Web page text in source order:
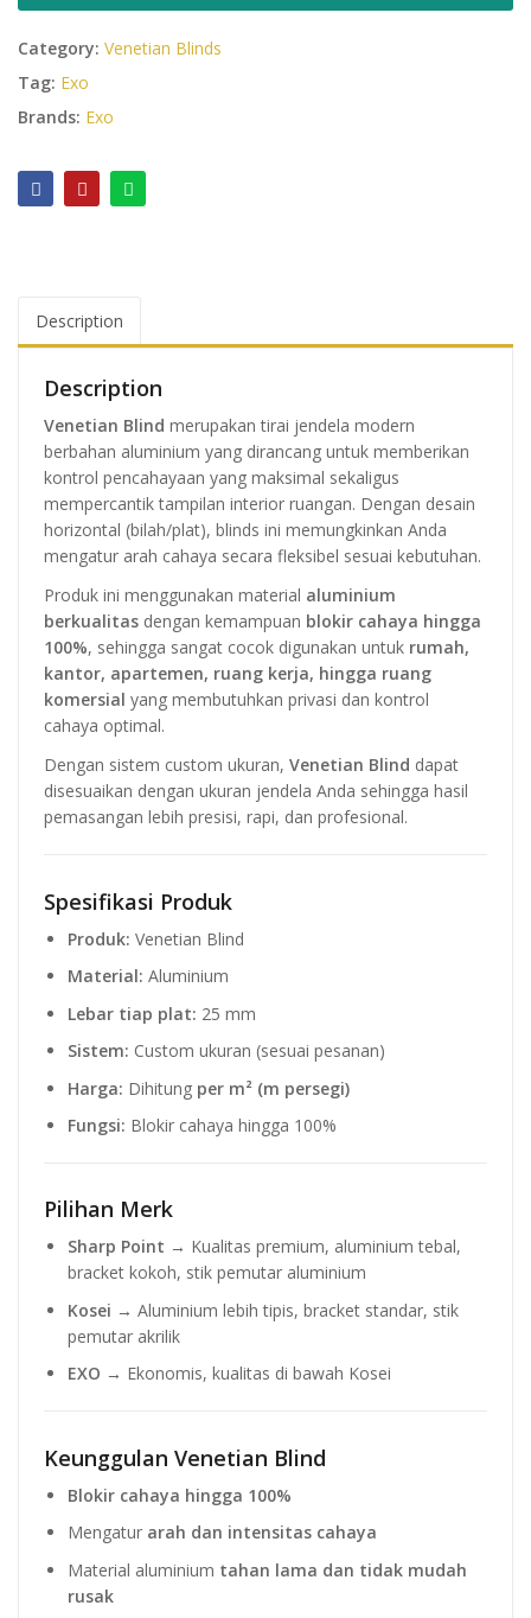
Category: Venetian Blinds
Tag: Exo
Brands: Exo
Description
Description
Venetian Blind merupakan tirai jendela modern
berbahan aluminium yang dirancang untuk memberikan
kontrol pencahayaan yang maksimal sekaligus
mempercantik tampilan interior ruangan. Dengan desain
horizontal (bilah/plat), blinds ini memungkinkan Anda
mengatur arah cahaya secara fleksibel sesuai kebutuhan.
Produk ini menggunakan material aluminium
berkualitas dengan kemampuan blokir cahaya hingga
100%, sehingga sangat cocok digunakan untuk rumah,
kantor, apartemen, ruang kerja, hingga ruang
komersial yang membutuhkan privasi dan kontrol
cahaya optimal.
Dengan sistem custom ukuran, Venetian Blind dapat
disesuaikan dengan ukuran jendela Anda sehingga hasil
pemasangan lebih presisi, rapi, dan profesional.
Spesifikasi Produk
Produk: Venetian Blind
Material: Aluminium
Lebar tiap plat: 25 mm
Sistem: Custom ukuran (sesuai pesanan)
Harga: Dihitung per m² (m persegi)
Fungsi: Blokir cahaya hingga 100%
Pilihan Merk
Sharp Point → Kualitas premium, aluminium tebal,
bracket kokoh, stik pemutar aluminium
Kosei → Aluminium lebih tipis, bracket standar, stik
pemutar akrilik
EXO → Ekonomis, kualitas di bawah Kosei
Keunggulan Venetian Blind
Blokir cahaya hingga 100%
Mengatur arah dan intensitas cahaya
Material aluminium tahan lama dan tidak mudah
rusak